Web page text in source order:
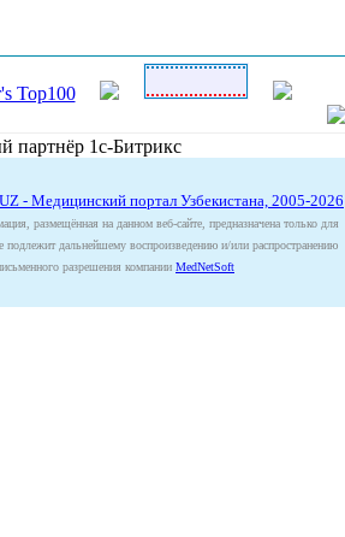
- Медицинский портал Узбекистана, 2005-2026
размещённая на данном веб-сайте, предназначена только для
подлежит дальнейшему воспроизведению и/или распространению
разрешения компании MedNetSoft